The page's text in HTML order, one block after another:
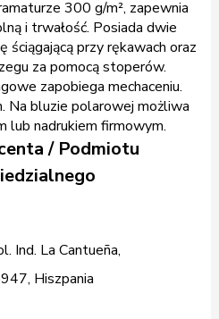
300 g/m², zapewnia
i trwałość. Posiada dwie
ściągającą przy rękawach oraz
za pomocą stoperów.
zapobiega mechaceniu.
Na bluzie polarowej możliwa
lub nadrukiem firmowym.
/ Podmiotu
Ind. La Cantueña,
Hiszpania